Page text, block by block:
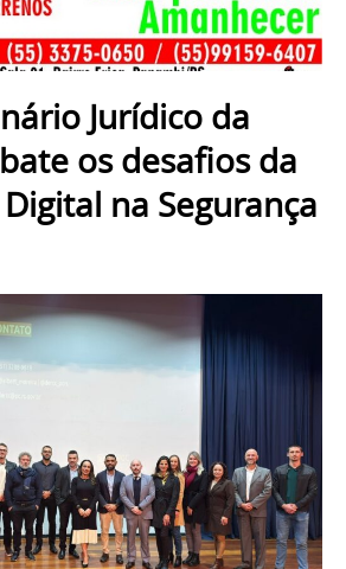
Jurídico da
os desafios da
na Segurança